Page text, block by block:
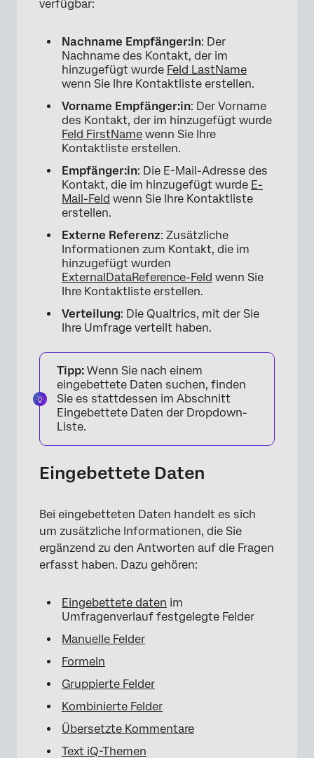
verfügbar:
Nachname Empfänger:in: Der
Nachname des Kontakt, der im
hinzugefügt wurde Feld LastName
wenn Sie Ihre Kontaktliste erstellen.
Vorname Empfänger:in: Der Vorname
des Kontakt, der im hinzugefügt wurde
Feld FirstName wenn Sie Ihre
Kontaktliste erstellen.
Empfänger:in: Die E-Mail-Adresse des
Kontakt, die im hinzugefügt wurde E-
Mail-Feld wenn Sie Ihre Kontaktliste
erstellen.
Externe Referenz: Zusätzliche
Informationen zum Kontakt, die im
hinzugefügt wurden
ExternalDataReference-Feld wenn Sie
Ihre Kontaktliste erstellen.
Verteilung: Die Qualtrics, mit der Sie
Ihre Umfrage verteilt haben.
Tipp: Wenn Sie nach einem
eingebettete Daten suchen, finden
Sie es stattdessen im Abschnitt
Eingebettete Daten der Dropdown-
Liste.
Eingebettete Daten
Bei eingebetteten Daten handelt es sich
um zusätzliche Informationen, die Sie
ergänzend zu den Antworten auf die Fragen
erfasst haben. Dazu gehören:
Eingebettete daten im
Umfragenverlauf festgelegte Felder
Manuelle Felder
Formeln
Gruppierte Felder
Kombinierte Felder
Übersetzte Kommentare
Text iQ-Themen